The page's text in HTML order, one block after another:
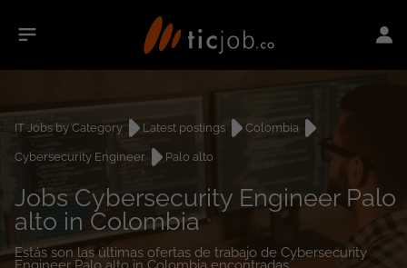
IT Jobs by Category Latest postings
Colombia
Cybersecurity Engineer
Palo alto
Jobs Cybersecurity Engineer Palo
alto in Colombia
Estás son las últimas ofertas de trabajo de Cybersecurity